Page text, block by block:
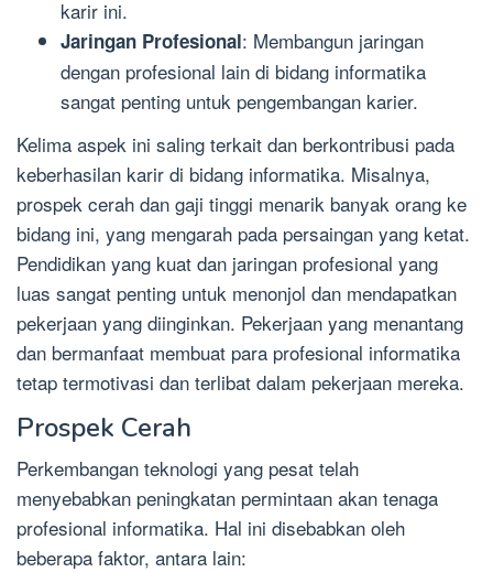
karir ini.
Jaringan Profesional: Membangun jaringan
dengan profesional lain di bidang informatika
sangat penting untuk pengembangan karier.
Kelima aspek ini saling terkait dan berkontribusi pada
keberhasilan karir di bidang informatika. Misalnya,
prospek cerah dan gaji tinggi menarik banyak orang ke
bidang ini, yang mengarah pada persaingan yang ketat.
Pendidikan yang kuat dan jaringan profesional yang
luas sangat penting untuk menonjol dan mendapatkan
pekerjaan yang diinginkan. Pekerjaan yang menantang
dan bermanfaat membuat para profesional informatika
tetap termotivasi dan terlibat dalam pekerjaan mereka.
Prospek Cerah
Perkembangan teknologi yang pesat telah
menyebabkan peningkatan permintaan akan tenaga
profesional informatika. Hal ini disebabkan oleh
beberapa faktor, antara lain: